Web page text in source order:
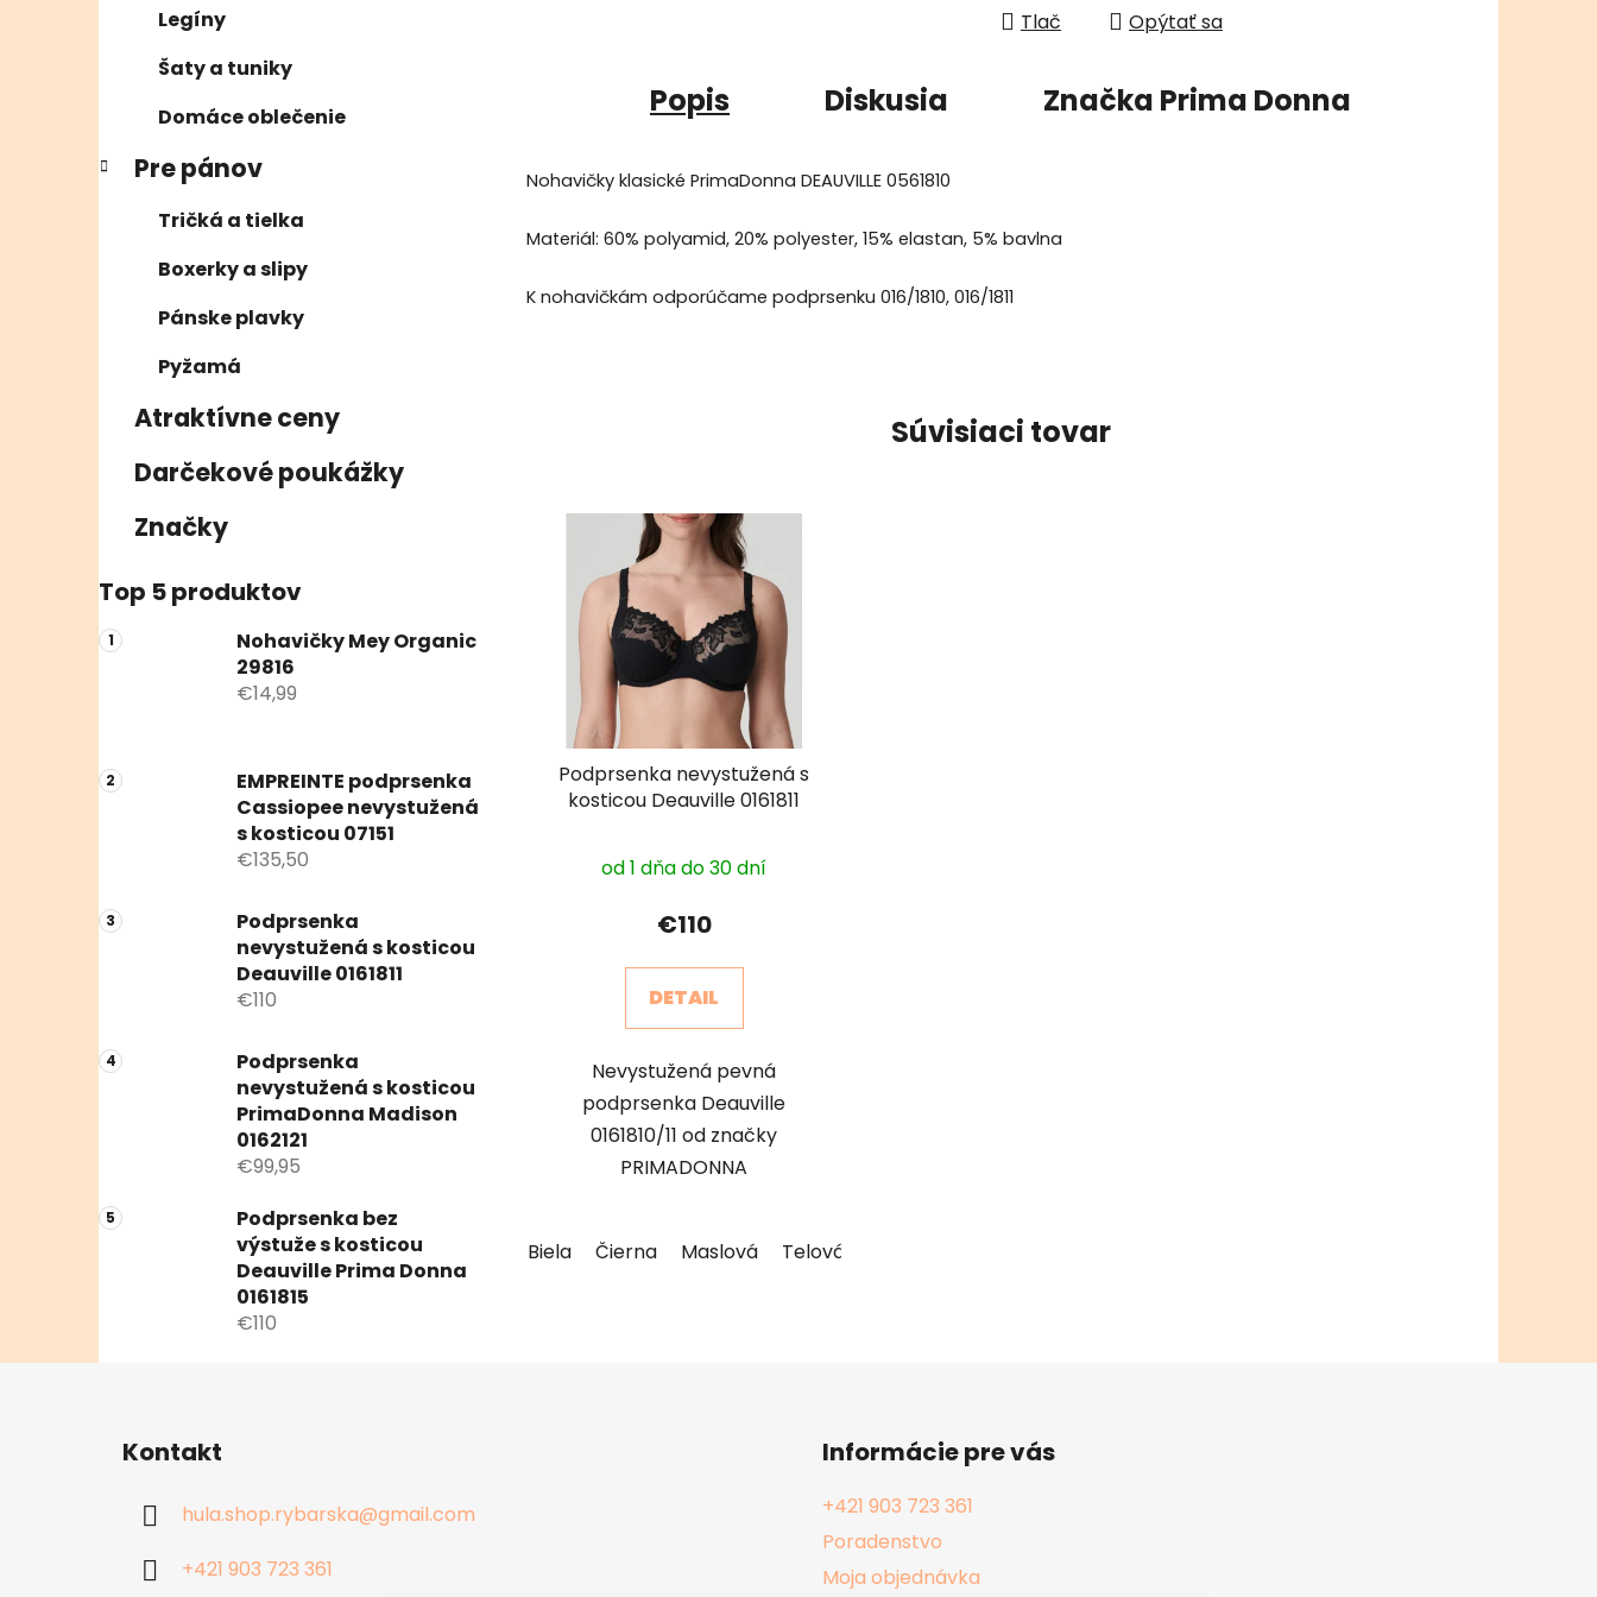
Legíny
Šaty a tuniky
Domáce oblečenie
Pre pánov
Tričká a tielka
Boxerky a slipy
Pánske plavky
Pyžamá
Atraktívne ceny
Darčekové poukážky
Značky
Top 5 produktov
Nohavičky Mey Organic
29816
€14,99
EMPREINTE podprsenka
Cassiopee nevystužená
s kosticou 07151
€135,50
Podprsenka
nevystužená s kosticou
Deauville 0161811
€110
Podprsenka
nevystužená s kosticou
PrimaDonna Madison
0162121
€99,95
Podprsenka bez
výstuže s kosticou
Deauville Prima Donna
0161815
€110
Tlač Opýtať sa
Popis Diskusia Značka Prima Donna
Nohavičky klasické PrimaDonna DEAUVILLE 0561810
Materiál: 60% polyamid, 20% polyester, 15% elastan, 5% bavlna
K nohavičkám odporúčame podprsenku 016/1810, 016/1811
Súvisiaci tovar
Podprsenka nevystužená s
kosticou Deauville 0161811
od 1 dňa do 30 dní
€110
DETAIL
Nevystužená pevná
podprsenka Deauville
0161810/11 od značky
PRIMADONNA
Biela Čierna Maslová Telová
Kontakt
hula.shop.rybarska@gmail.com
+421 903 723 361
Informácie pre vás
+421 903 723 361
Poradenstvo
Moja objednávka